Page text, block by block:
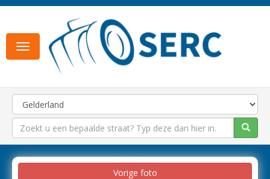
Toggle
navigation
Vorige foto